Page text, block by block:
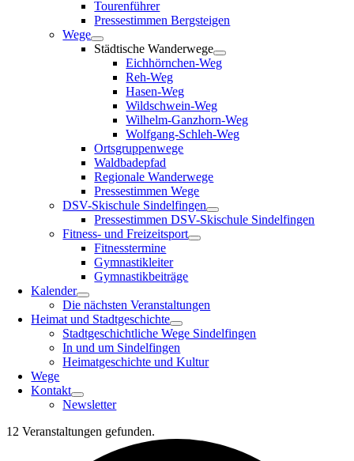
Tourenführer
Pressestimmen Bergsteigen
Wege
Städtische Wanderwege
Eichhörnchen-Weg
Reh-Weg
Hasen-Weg
Wildschwein-Weg
Wilhelm-Ganzhorn-Weg
Wolfgang-Schleh-Weg
Ortsgruppenwege
Waldbadepfad
Regionale Wanderwege
Pressestimmen Wege
DSV-Skischule Sindelfingen
Pressestimmen DSV-Skischule Sindelfingen
Fitness- und Freizeitsport
Fitnesstermine
Gymnastikleiter
Gymnastikbeiträge
Kalender
Die nächsten Veranstaltungen
Heimat und Stadtgeschichte
Stadtgeschichtliche Wege Sindelfingen
In und um Sindelfingen
Heimatgeschichte und Kultur
Wege
Kontakt
Newsletter
12 Veranstaltungen gefunden.